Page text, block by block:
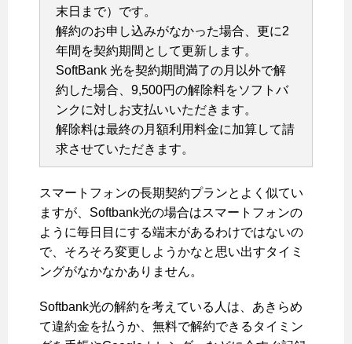
末日まで）です。
解約のお申し込みがなかった場合、更に2
年間を契約期間として更新します。
SoftBank 光を契約期間満了の月以外で解
約した場合、9,500円の解除料をソフトバ
ンクに対しお支払いいただきます。
解除料は最終の月額利用料金に加算して請
求させていただきます。
スマートフォンの長期契約プランとよく似てい
ますが、Softbank光の場合はスマートフォンの
ように毎日目にする端末があるわけではないの
で、そろそろ変更しようかなと思い出すタイミ
ングがなかなかありません。
Softbank光の解約を考えている人は、あきらめ
て違約金を払うか、無料で解約できるタイミン